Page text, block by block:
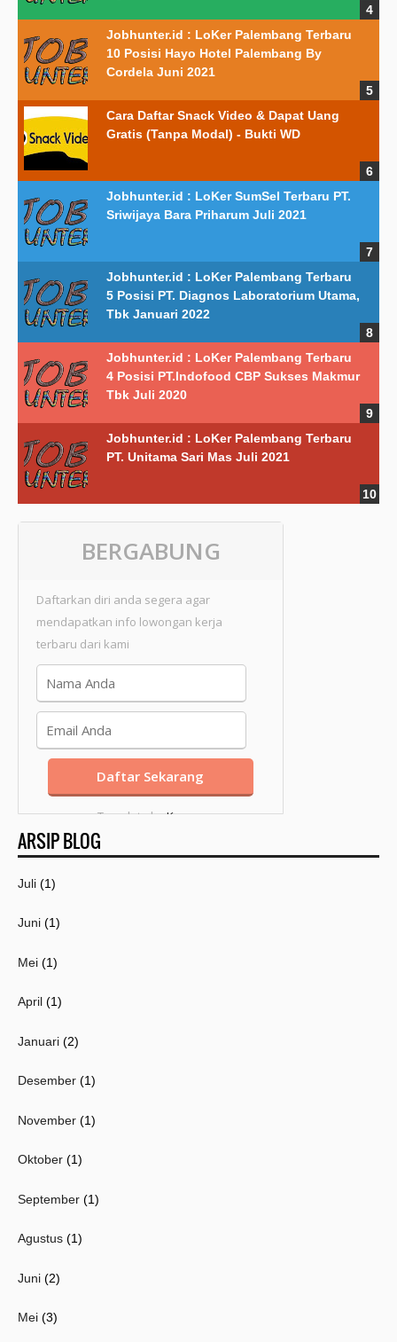
Jobhunter.id : LoKer Palembang Terbaru
10 Posisi Hayo Hotel Palembang By
Cordela Juni 2021
Cara Daftar Snack Video & Dapat Uang
Gratis (Tanpa Modal) - Bukti WD
Jobhunter.id : LoKer SumSel Terbaru PT.
Sriwijaya Bara Priharum Juli 2021
Jobhunter.id : LoKer Palembang Terbaru
5 Posisi PT. Diagnos Laboratorium Utama,
Tbk Januari 2022
Jobhunter.id : LoKer Palembang Terbaru
4 Posisi PT.Indofood CBP Sukses Makmur
Tbk Juli 2020
Jobhunter.id : LoKer Palembang Terbaru
PT. Unitama Sari Mas Juli 2021
BERGABUNG
Daftarkan diri anda segera agar
mendapatkan info lowongan kerja
terbaru dari kami
Template byKang
Mousir
ARSIP BLOG
Juli (1)
Juni (1)
Mei (1)
April (1)
Januari (2)
Desember (1)
November (1)
Oktober (1)
September (1)
Agustus (1)
Juni (2)
Mei (3)